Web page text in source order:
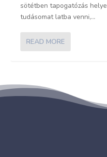
sötétben tapogatózás
tudásomat latba venni,...
READ MORE